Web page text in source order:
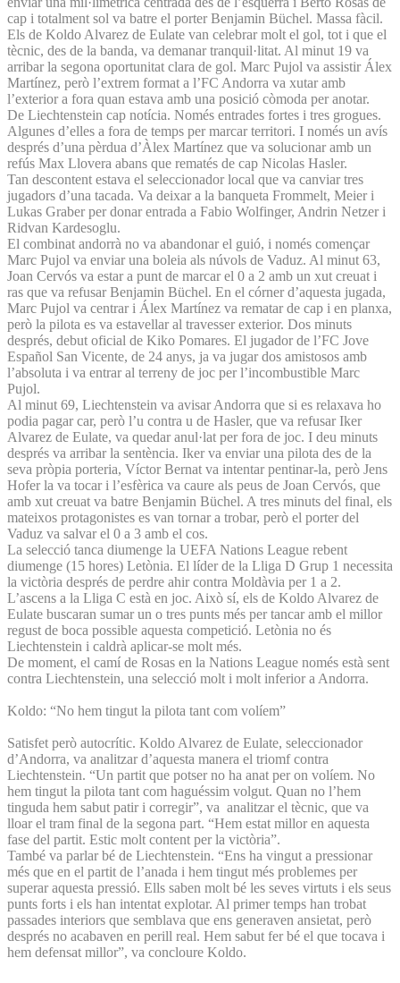
cap i totalment sol va batre el porter Benjamin Büchel. Massa fàcil.
Els de Koldo Alvarez de Eulate van celebrar molt el gol, tot i que el
tècnic, des de la banda, va demanar tranquil·litat. Al minut 19 va
arribar la segona oportunitat clara de gol. Marc Pujol va assistir Álex
Martínez, però l’extrem format a l’FC Andorra va xutar amb
l’exterior a fora quan estava amb una posició còmoda per anotar.
De Liechtenstein cap notícia. Només entrades fortes i tres grogues.
Algunes d’elles a fora de temps per marcar territori. I només un avís
després d’una pèrdua d’Àlex Martínez que va solucionar amb un
refús Max Llovera abans que rematés de cap Nicolas Hasler.
Tan descontent estava el seleccionador local que va canviar tres
jugadors d’una tacada. Va deixar a la banqueta Frommelt, Meier i
Lukas Graber per donar entrada a Fabio Wolfinger, Andrin Netzer i
Ridvan Kardesoglu.
El combinat andorrà no va abandonar el guió, i només començar
Marc Pujol va enviar una boleia als núvols de Vaduz. Al minut 63,
Joan Cervós va estar a punt de marcar el 0 a 2 amb un xut creuat i
ras que va refusar Benjamin Büchel. En el córner d’aquesta jugada,
Marc Pujol va centrar i Álex Martínez va rematar de cap i en planxa,
però la pilota es va estavellar al travesser exterior. Dos minuts
després, debut oficial de Kiko Pomares. El jugador de l’FC Jove
Español San Vicente, de 24 anys, ja va jugar dos amistosos amb
l’absoluta i va entrar al terreny de joc per l’incombustible Marc
Pujol.
Al minut 69, Liechtenstein va avisar Andorra que si es relaxava ho
podia pagar car, però l’u contra u de Hasler, que va refusar Iker
Alvarez de Eulate, va quedar anul·lat per fora de joc. I deu minuts
després va arribar la sentència. Iker va enviar una pilota des de la
seva pròpia porteria, Víctor Bernat va intentar pentinar-la, però Jens
Hofer la va tocar i l’esfèrica va caure als peus de Joan Cervós, que
amb xut creuat va batre Benjamin Büchel. A tres minuts del final, els
mateixos protagonistes es van tornar a trobar, però el porter del
Vaduz va salvar el 0 a 3 amb el cos.
La selecció tanca diumenge la UEFA Nations League rebent
diumenge (15 hores) Letònia. El líder de la Lliga D Grup 1 necessita
la victòria després de perdre ahir contra Moldàvia per 1 a 2.
L’ascens a la Lliga C està en joc. Això sí, els de Koldo Alvarez de
Eulate buscaran sumar un o tres punts més per tancar amb el millor
regust de boca possible aquesta competició. Letònia no és
Liechtenstein i caldrà aplicar-se molt més.
De moment, el camí de Rosas en la Nations League només està sent
contra Liechtenstein, una selecció molt i molt inferior a Andorra.
Koldo: “No hem tingut la pilota tant com volíem”
Satisfet però autocrític. Koldo Alvarez de Eulate, seleccionador
d’Andorra, va analitzar d’aquesta manera el triomf contra
Liechtenstein. “Un partit que potser no ha anat per on volíem. No
hem tingut la pilota tant com haguéssim volgut. Quan no l’hem
tinguda hem sabut patir i corregir”, va analitzar el tècnic, que va
lloar el tram final de la segona part. “Hem estat millor en aquesta
fase del partit. Estic molt content per la victòria”.
També va parlar bé de Liechtenstein. “Ens ha vingut a pressionar
més que en el partit de l’anada i hem tingut més problemes per
superar aquesta pressió. Ells saben molt bé les seves virtuts i els seus
punts forts i els han intentat explotar. Al primer temps han trobat
passades interiors que semblava que ens generaven ansietat, però
després no acabaven en perill real. Hem sabut fer bé el que tocava i
hem defensat millor”, va concloure Koldo.